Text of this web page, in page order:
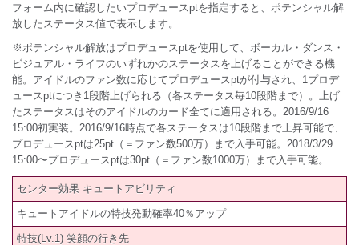
フォーム内に確認したいプロデュースptを指定すると、ポテンシャル解
放したステータス値で表示します。
※ポテンシャル解放はプロデュースptを使用して、ボーカル・ダンス・
ビジュアル・ライフのいずれかのステータスを上げることができる機
能。アイドルのファン数に応じてプロデュースptが付与され、1プロデ
ュースptにつき1段階上げられる（各ステータス毎10段階まで）。上げ
たステータスはそのアイドルのカード全てに適用される。2016/9/16
15:00初実装。2016/9/16時点で各ステータスは10段階まで上昇可能で、
プロデュースptは25pt（＝ファン数500万）まで入手可能。2018/3/29
15:00〜プロデュースptは30pt（＝ファン数1000万）まで入手可能。
センター効果 キュートアビリティ
キュートアイドルの特技発動確率40％アップ
特技(Lv.1) 笑顔の行き先